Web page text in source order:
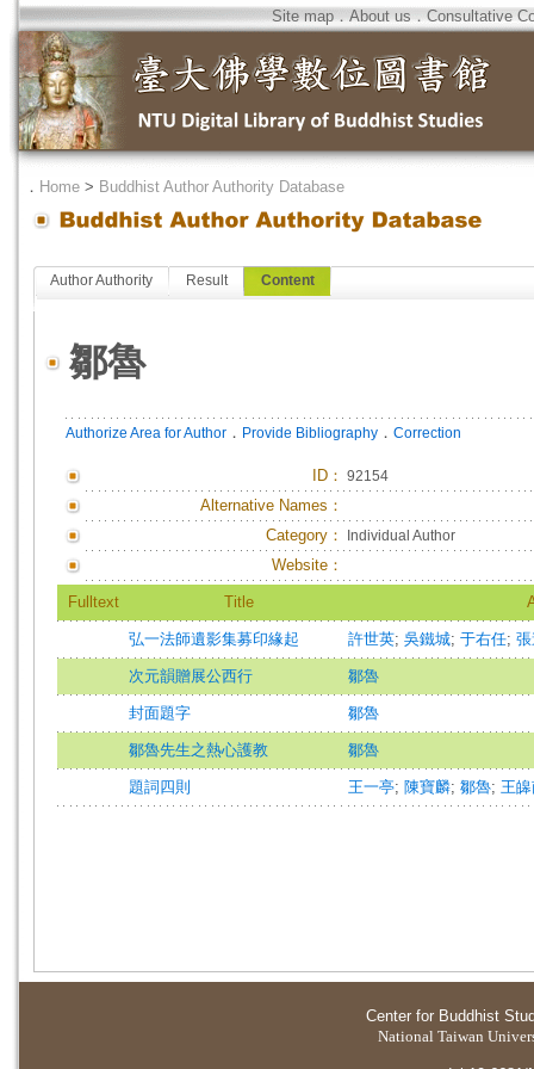
Site map．About us．Consultative
． Home > Buddhist Author Authority Database
Author Authority Result Content
鄒魯
Authorize Area for Author ． Provide Bibliography ． Correction
ID ： 92154
Alternative Names：
Category：
Individual Author
Website：
Fulltext Title
弘一法師遺影集募印緣起 許世英; 吳鐵城; 于右任;
次元韻贈展公西行 鄒魯
封面題字 鄒魯
鄒魯先生之熱心護教 鄒魯
題詞四則 王一亭; 陳寶麟; 鄒魯; 王
Center for Buddhist
National Taiwan